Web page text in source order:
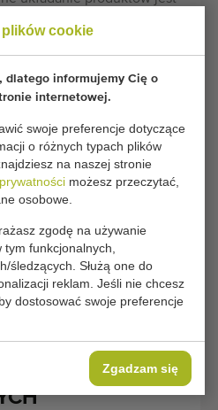
cookie
dlatego informujemy Cię o
internetowej.
swoje preferencje dotyczące
o różnych typach plików
na naszej stronie
możesz przeczytać,
osobowe.
zgodę na używanie
funkcjonalnych,
śledzących. Służą one do
reklam. Jeśli nie chcesz
dostosować swoje preferencje
Zgadzam się
obciążenie fizyczne
są często
używa się ich do
W rolnictwie
do worków z
cebulą i marchewką.
Używana
Na tej stronie
paletyzujące, które
Jeśli masz pytania
z naszych używanych
się z nami!
MASZYN